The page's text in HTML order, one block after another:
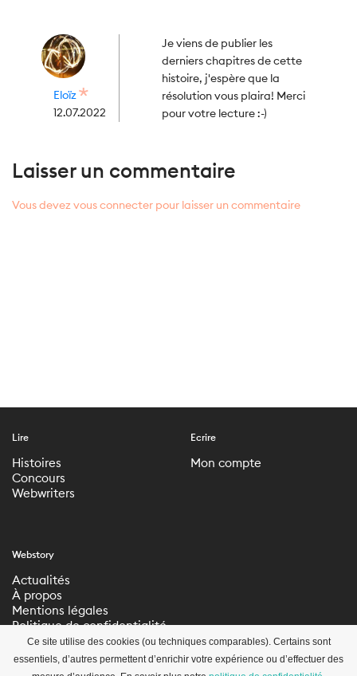
Eloïz
12.07.2022
Je viens de publier les
derniers chapitres de cette
histoire, j'espère que la
résolution vous plaira! Merci
pour votre lecture :-)
Laisser un commentaire
Vous devez vous connecter pour laisser un commentaire
Lire
Histoires
Concours
Webwriters
Ecrire
Mon compte
Webstory
Actualités
À propos
Mentions légales
Politique de confidentialité
Paramètres de
confidentialité
Ce site utilise des cookies (ou techniques comparables). Certains sont
essentiels, d’autres permettent d’enrichir votre expérience ou d’effectuer des